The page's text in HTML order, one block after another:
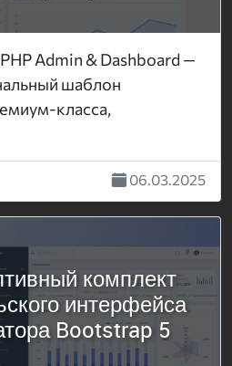
Admin & Dashboard —
шаблон
класса,
06.03.2025
комплект
интерфейса
Bootstrap 5